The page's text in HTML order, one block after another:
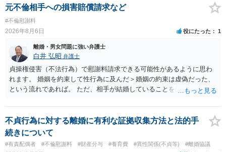
元不倫相手への損害賠償請求など
#不倫慰謝料
2026年8月6日 役にたった 1
離婚・男女問題に強い弁護士
白井 弘昭 弁護士
貞操権侵害（不法行為）で慰謝料請求できる可能性があるように思わ
れます。 婚姻を約束して性行為に及んだ＞婚姻の約束は虚偽だった、
という流れであれば。 ただ、相手が結婚していることを知って行為に
性も認められそうですので、あまり慰謝料は高額にならないように思
われます。 一度、最寄りの弁護士に相談してみてください。
不貞行為に対する離婚に有利な証拠収集方法と法的手
続きについて
#有責配偶者 #不倫慰謝料 #財産分与 #養育費 #異性関係(不貞等) #離婚協議